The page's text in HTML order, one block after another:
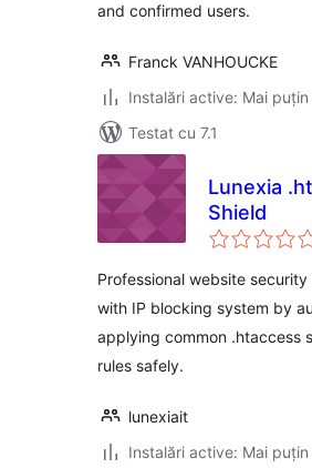
and confirmed users.
Franck VANHOUCKE
Instalări active: Mai puțin
Testat cu 7.1
Lunexia
Shield
Professional website security
with IP blocking system by
applying common .htaccess
rules safely.
lunexiait
Instalări active: Mai puțin